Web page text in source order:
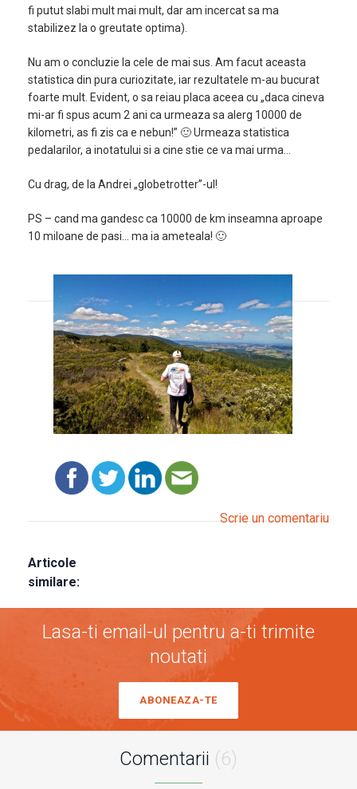
fi putut slabi mult mai mult, dar am incercat sa ma
stabilizez la o greutate optima).
Nu am o concluzie la cele de mai sus. Am facut aceasta
statistica din pura curiozitate, iar rezultatele m-au bucurat
foarte mult. Evident, o sa reiau placa aceea cu „daca cineva
mi-ar fi spus acum 2 ani ca urmeaza sa alerg 10000 de
kilometri, as fi zis ca e nebun!” 🙂 Urmeaza statistica
pedalarilor, a inotatului si a cine stie ce va mai urma…
Cu drag, de la Andrei „globetrotter”-ul!
PS – cand ma gandesc ca 10000 de km inseamna aproape
10 miloane de pasi… ma ia ameteala! 🙂
Scrie un comentariu
Articole
similare:
Lasa-ti email-ul pentru a-ti trimite
noutati
ABONEAZA-TE
Comentarii (6)